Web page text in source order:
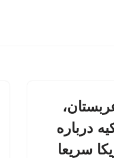
درباره
سریعا